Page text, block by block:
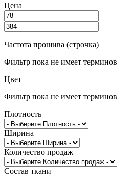
Цена
Частота прошива (строчка)
Фильтр пока не имеет терминов
Цвет
Фильтр пока не имеет терминов
Плотность
Ширина
Количество продаж
Состав ткани